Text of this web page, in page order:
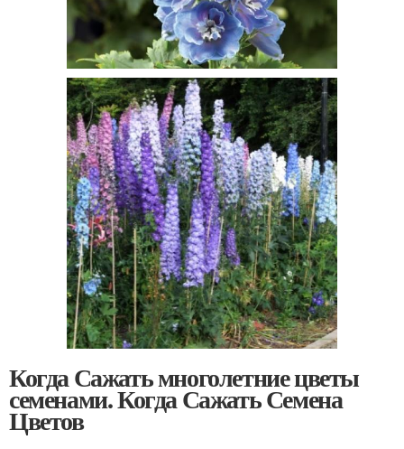
Когда Сажать многолетние цветы
семенами. Когда Сажать Семена
Цветов